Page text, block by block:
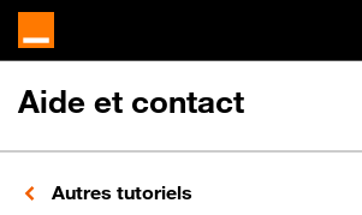
Aide et contact
Autres tutoriels